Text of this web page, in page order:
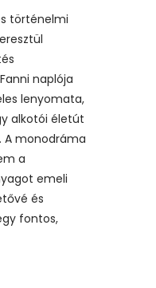
történelmi
naplója
lenyomata,
alkotói életút
A monodráma
a
emeli
és
fontos,